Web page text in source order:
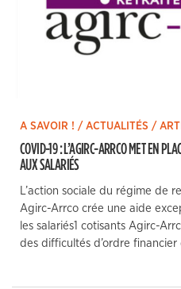
A SAVOIR ! / ACTUALITÉS /
COVID-19 : L’AGIRC-ARRCO MET EN
AUX SALARIÉS
L’action sociale du régime de
Agirc-Arrco crée une aide
les salariés1 cotisants Agirc-
des difficultés d’ordre